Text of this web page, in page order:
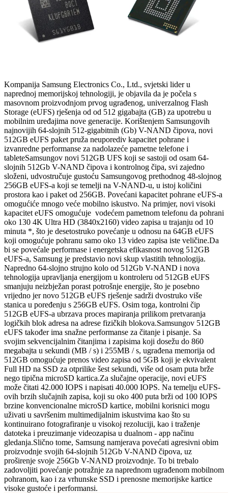
Kompanija Samsung Electronics Co., Ltd., svjetski lider u
naprednoj memorijskoj tehnologiji, je objavila da je počela s
masovnom proizvodnjom prvog ugrađenog, univerzalnog Flash
Storage (eUFS) rješenja od od 512 gigabajta (GB) za upotrebu u
mobilnim uređajima nove generacije. Korištenjem Samsungovih
najnovijih 64-slojnih 512-gigabitnih (Gb) V-NAND čipova, novi
512GB eUFS paket pruža neuporediv kapacitet pohrane i
izvanredne performanse za nadolazeće pametne telefone i
tableteSamsungov novi 512GB UFS koji se sastoji od osam 64-
slojnih 512Gb V-NAND čipova i kontrolnog čipa, svi zajedno
složeni, udvostručuje gustoću Samsungovog prethodnog 48-slojnog
256GB eUFS-a koji se temelji na V-NAND-u, u istoj količini
prostora kao i paket od 256GB. Povećani kapacitet pohrane eUFS-a
omogućiće mnogo veće mobilno iskustvo. Na primjer, novi visoki
kapacitet eUFS omogućuje vodećem pametnom telefonu da pohrani
oko 130 4K Ultra HD (3840x2160) video zapisa u trajanju od 10
minuta *, što je desetostruko povećanje u odnosu na 64GB eUFS
koji omogućuje pohranu samo oko 13 video zapisa iste veličine.Da
bi se povećale performase i energetska efikasnost novog 512GB
eUFS-a, Samsung je predstavio novi skup vlastitih tehnologija.
Napredno 64-slojno strujno kolo od 512Gb V-NAND i nova
tehnologija upravljanja energijom u kontroleru od 512GB eUFS
smanjuju neizbježan porast potrošnje energije, što je posebno
vrijedno jer novo 512GB eUFS rješenje sadrži dvostruko više
stanica u poređenju s 256GB eUFS. Osim toga, kontrolni čip
512GB eUFS-a ubrzava proces mapiranja prilikom pretvaranja
logičkih blok adresa na adrese fizičkih blokova.Samsungov 512GB
eUFS također ima snažne performanse za čitanje i pisanje. Sa
svojim sekvencijalnim čitanjima i zapisima koji dosežu do 860
megabajta u sekundi (MB / s) i 255MB / s, ugrađena memorija od
512GB omogućuje prenos video zapisa od 5GB koji je ekvivalent
Full HD na SSD za otprilike šest sekundi, više od osam puta brže
nego tipična microSD kartica.Za slučajne operacije, novi eUFS
može čitati 42.000 IOPS i napisati 40.000 IOPS. Na temelju eUFS-
ovih brzih slučajnih zapisa, koji su oko 400 puta brži od 100 IOPS
brzine konvencionalne microSD kartice, mobilni korisnici mogu
uživati ​​u savršenim multimedijalnim iskustvima kao što su
kontinuirano fotografiranje u visokoj rezoluciji, kao i traženje
datoteka i preuzimanje videozapisa u dualnom - app načinu
gledanja.Slično tome, Samsung namjerava povećati agresivni obim
proizvodnje svojih 64-slojnih 512Gb V-NAND čipova, uz
proširenje svoje 256Gb V-NAND proizvodnje. To bi trebalo
zadovoljiti povećanje potražnje za naprednom ugrađenom mobilnom
pohranom, kao i za vrhunske SSD i prenosne memorijske kartice
visoke gustoće i performansi.